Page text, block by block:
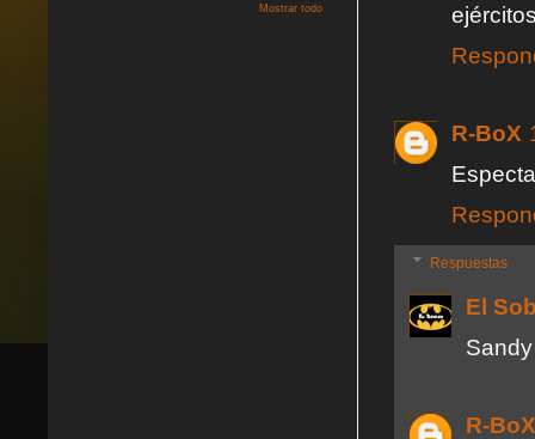
R-BoX
Respuestas
El
R-BoX
Mostrar todo